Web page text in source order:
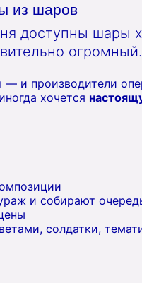
из шаров
доступны шары
огромный.
и производители
хочется
и собирают
солдатки,